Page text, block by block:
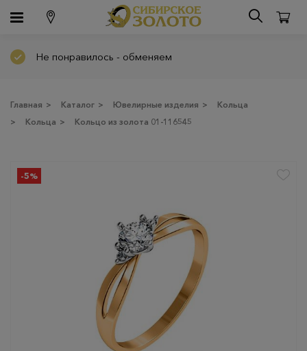
Не понравилось - обменяем
Главная > Каталог > Ювелирные изделия >
Кольца
>
Кольца > Кольцо из золота 01-116545
-5%